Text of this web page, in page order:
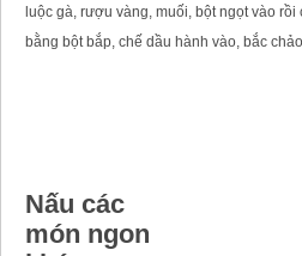
luộc gà, rượu vàng, muối, bột ngọt vào
bằng bột bắp, chế dầu hành vào, bắc
Nấu các
món ngon